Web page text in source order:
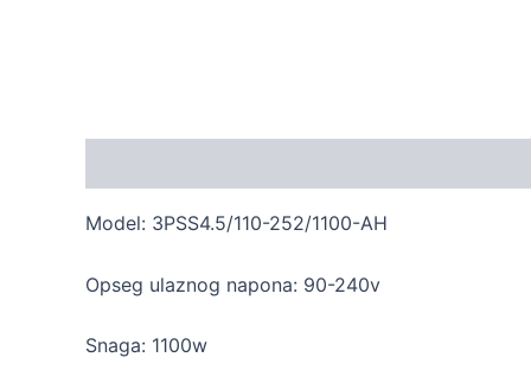
Model: 3PSS4.5/110-252/1100-AH
Opseg ulaznog napona: 90-240v
Snaga: 1100w